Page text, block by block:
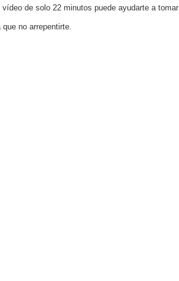
vídeo de solo 22 minutos puede ayudarte a
que no arrepentirte.